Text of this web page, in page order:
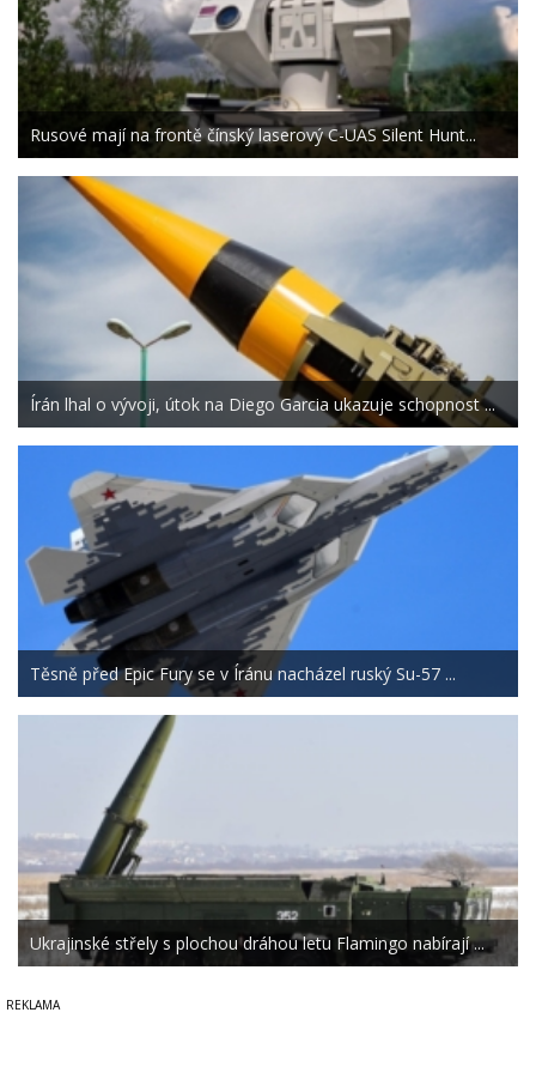
Rusové mají na frontě čínský laserový C-UAS Silent Hunt...
Írán lhal o vývoji, útok na Diego Garcia ukazuje schopnost ...
Těsně před Epic Fury se v Íránu nacházel ruský Su-57 ...
Ukrajinské střely s plochou dráhou letu Flamingo nabírají ...